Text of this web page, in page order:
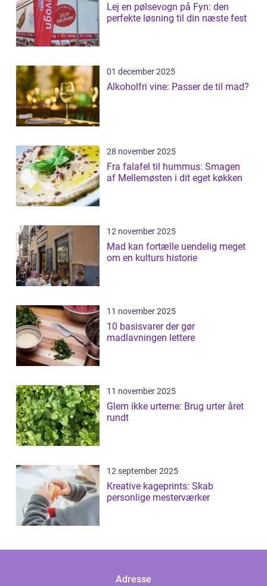
Lej en pølsevogn på Fyn: den
perfekte løsning til din næste fest
01 december 2025
Alkoholfri vine: Passer de til mad?
28 november 2025
Fra falafel til hummus: Smagen
af Mellemøsten i dit eget køkken
12 november 2025
Mad kan fortælle uendelig meget
om en kulturs historie
11 november 2025
10 basisvarer der gør
madlavningen lettere
11 november 2025
Glem ikke urterne: Brug urter året
rundt
12 september 2025
Kreative kageprints: Skab
personlige mesterværker
Adresse